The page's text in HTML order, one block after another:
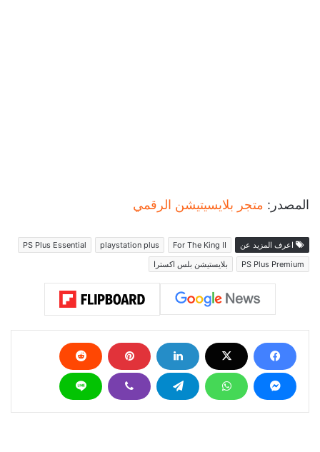
المصدر: متجر بلايسيتيشن الرقمي
اعرف المزيد عن For The King II
playstation plus
PS Plus Essential
PS Plus Premium
بلايستيشن بلس اكسترا